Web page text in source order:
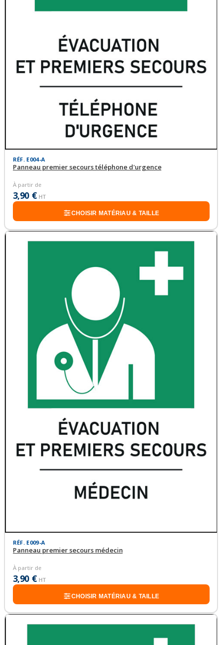
RÉF. E004-A
Panneau premier secours téléphone d'urgence
À partir de
3,90 € HT
CHOISIR MATÉRIAU & TAILLE
RÉF. E009-A
Panneau premier secours médecin
À partir de
3,90 € HT
CHOISIR MATÉRIAU & TAILLE